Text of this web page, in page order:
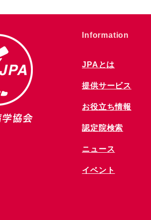
​Information
JPAとは
提供サービス
お役立ち情報
​認定院検索
ニュース
​イベント